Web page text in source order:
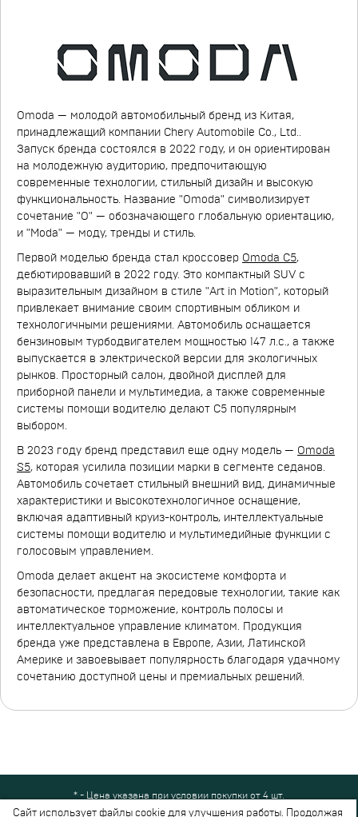
Omoda — молодой автомобильный бренд из Китая,
принадлежащий компании Chery Automobile Co., Ltd..
Запуск бренда состоялся в 2022 году, и он ориентирован
на молодежную аудиторию, предпочитающую
современные технологии, стильный дизайн и высокую
функциональность. Название "Omoda" символизирует
сочетание "O" — обозначающего глобальную ориентацию,
и "Moda" — моду, тренды и стиль.
Первой моделью бренда стал кроссовер Omoda C5,
дебютировавший в 2022 году. Это компактный SUV с
выразительным дизайном в стиле "Art in Motion", который
привлекает внимание своим спортивным обликом и
технологичными решениями. Автомобиль оснащается
бензиновым турбодвигателем мощностью 147 л.с., а также
выпускается в электрической версии для экологичных
рынков. Просторный салон, двойной дисплей для
приборной панели и мультимедиа, а также современные
системы помощи водителю делают C5 популярным
выбором.
В 2023 году бренд представил еще одну модель — Omoda
S5, которая усилила позиции марки в сегменте седанов.
Автомобиль сочетает стильный внешний вид, динамичные
характеристики и высокотехнологичное оснащение,
включая адаптивный круиз-контроль, интеллектуальные
системы помощи водителю и мультимедийные функции с
голосовым управлением.
Omoda делает акцент на экосистеме комфорта и
безопасности, предлагая передовые технологии, такие как
автоматическое торможение, контроль полосы и
интеллектуальное управление климатом. Продукция
бренда уже представлена в Европе, Азии, Латинской
Америке и завоевывает популярность благодаря удачному
сочетанию доступной цены и премиальных решений.
* - Цена указана при условии покупки от 4 шт.
Все права защищены © 2024-2026,Шинный Маркет(ООО "Безопасные
Сайт использует файлы cookie для улучшения работы. Продолжая